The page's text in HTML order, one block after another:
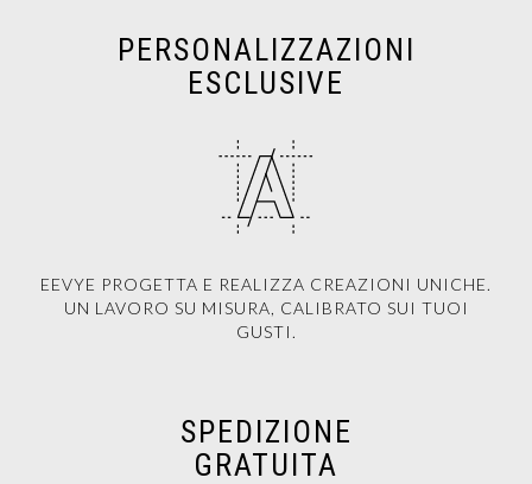
PERSONALIZZAZIONI
ESCLUSIVE
EEVYE PROGETTA E REALIZZA CREAZIONI UNICHE.
UN LAVORO SU MISURA, CALIBRATO SUI TUOI
GUSTI.
SPEDIZIONE
GRATUITA